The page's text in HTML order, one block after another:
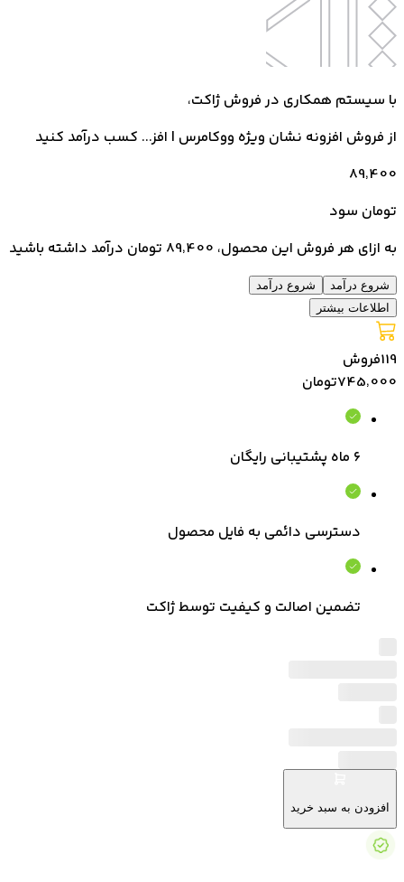
با سیستم همکاری در فروش ژاکت،
از فروش افزونه نشان ویژه ووکامرس | افز... کسب درآمد کنید
89٬400
تومان سود
به ازای هر فروش این محصول، 89٬400 تومان درآمد داشته باشید
شروع درآمد
شروع درآمد
اطلاعات بیشتر
119فروش
745٬000تومان
۶ ماه پشتیبانی رایگان
دسترسی دائمی به فایل محصول
تضمین اصالت و کیفیت توسط ژاکت
افزودن به سبد خرید